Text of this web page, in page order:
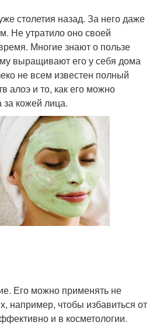
столетия назад. За него даже
Не утратило оно своей
Многие знают о пользе
выращивают его у себя дома
не всем известен полный
алоэ и то, как его можно
за кожей лица.
Его можно применять не
например, чтобы избавиться от
и в косметологии.